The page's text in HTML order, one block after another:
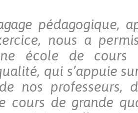
pédagogique,
nous a
école de cours
qui s’appuie
nos professeurs,
cours de grande